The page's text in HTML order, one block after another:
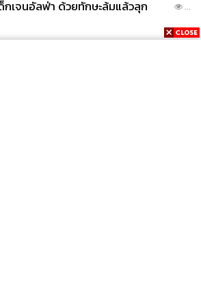
กเจนอัลฟ่า ด้วยทักษะล้มแล้วลุก ...